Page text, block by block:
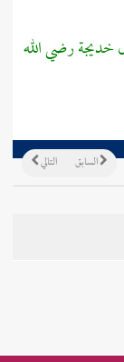
خديجةرضي الله
التالي السابق